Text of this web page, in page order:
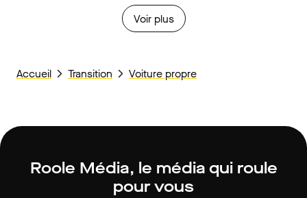
Voir plus
Accueil Transition Voiture propre
Roole Média, le média qui roule
pour vous